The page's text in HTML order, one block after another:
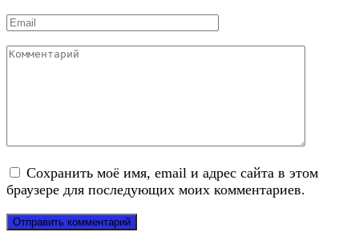
Email
Комментарий
Сохранить моё имя, email и адрес сайта в этом
браузере для последующих моих комментариев.